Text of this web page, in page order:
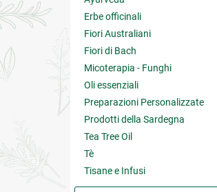
Erbe officinali
Fiori Australiani
Fiori di Bach
Micoterapia - Funghi
Oli essenziali
Preparazioni Personalizzate
Prodotti della Sardegna
Tea Tree Oil
Tè
Tisane e Infusi